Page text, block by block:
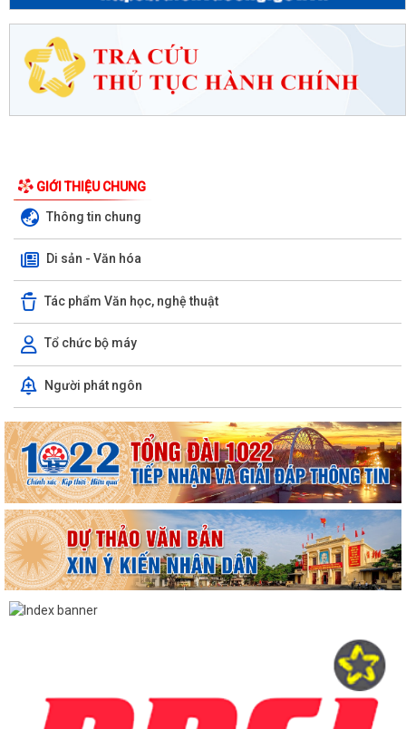
GIỚI THIỆU CHUNG
Thông tin chung
Di sản - Văn hóa
Tác phẩm Văn học, nghệ thuật
Tổ chức bộ máy
Người phát ngôn
TUYÊN TRUYỀN, QUÁN TRIỆT NGHỊ QUYẾT SỐ 11-NQ/TU: QUYẾT
TÂM TẠO ĐỘNG LỰC MỚI CHO TĂNG TRƯỞNG KINH TẾ...
PHƯỜNG HẢI AN TẬP HUẤN HƯỚNG DẪN BẢO ĐẢM AN TOÀN THÔNG
TIN TRONG THỰC HIỆN NHIỆM VỤ
Hộ dân phường Hải An tự nguyện hiến 131,2 m² đất phục vụ mở rộng
tuyến đường trước cửa trường THPT...